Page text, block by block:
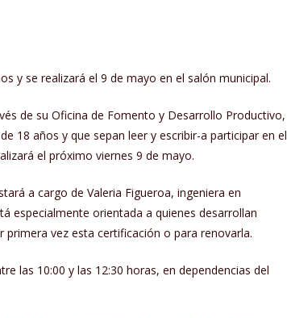
y se realizará el 9 de mayo en el salón municipal.
de su Oficina de Fomento y Desarrollo Productivo,
18 años y que sepan leer y escribir-a participar en el
el próximo viernes 9 de mayo.
a cargo de Valeria Figueroa, ingeniera en
especialmente orientada a quienes desarrollan
vez esta certificación o para renovarla.
las 10:00 y las 12:30 horas, en dependencias del